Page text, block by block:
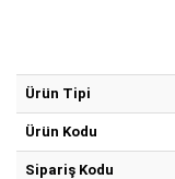
Ürün Tipi
Ürün Kodu
Sipariş Kodu